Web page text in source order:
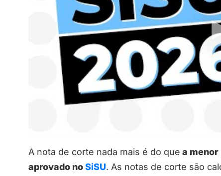
A nota de corte nada mais é do que a
aprovado noSiSU. As notas de corte são